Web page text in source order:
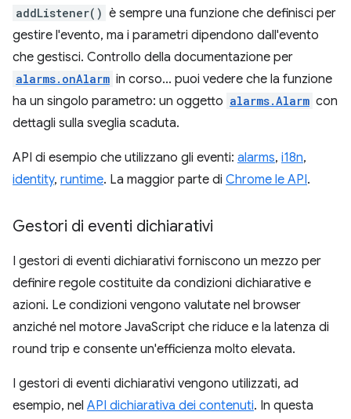
addListener() è sempre una funzione che definisci per
gestire l'evento, ma i parametri dipendono dall'evento
che gestisci. Controllo della documentazione per
alarms.onAlarm in corso... puoi vedere che la funzione
ha un singolo parametro: un oggetto alarms.Alarm con
dettagli sulla sveglia scaduta.
API di esempio che utilizzano gli eventi: alarms, i18n,
identity, runtime. La maggior parte di Chrome le API.
Gestori di eventi dichiarativi
I gestori di eventi dichiarativi forniscono un mezzo per
definire regole costituite da condizioni dichiarative e
azioni. Le condizioni vengono valutate nel browser
anziché nel motore JavaScript che riduce e la latenza di
round trip e consente un'efficienza molto elevata.
I gestori di eventi dichiarativi vengono utilizzati, ad
esempio, nel API dichiarativa dei contenuti. In questa